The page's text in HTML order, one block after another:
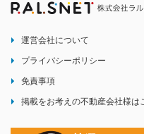
運営会社について
プライバシーポリシー
免責事項
掲載をお考えの不動産会社様は